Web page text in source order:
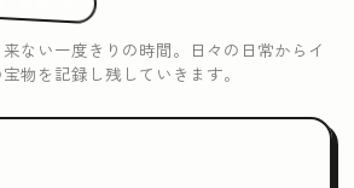
ない一度きりの時間。日々の日常からイ
物を記録し残していきます。